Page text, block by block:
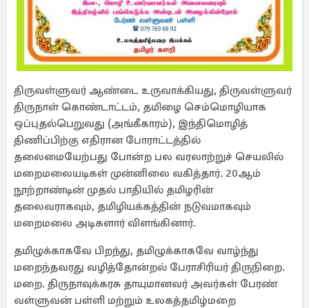
திருவள்ளுவர் ஆண்டை உருவாக்கியது, திருவள்ளுவர்
திருநாள் கொண்டாட்டம், தமிழை செம்மொழியாக
ஒப்புதல்பெறுவது (அங்கீகாரம்), இந்திமொழித்
திணிப்பிற்கு எதிரான போராட்டத்தில்
தலைமையேற்பது போன்ற பல வரலாற்றுச் செயலில்
மறைமலையடிகள் முன்னிலை வகித்தார். 20ஆம்
நூற்றாண்டின் முதல் பாதியில் தமிழரின்
தலைவராகவும், தமிழியக்கத்தின் நடுவமாகவும்
மறைமலை அடிகளார் விளங்கினார்.
தமிழுக்காகவே பிறந்து, தமிழுக்காகவே வாழ்ந்து
மறைந்தவரது வழித்தோன்றல் பேராசிரியர் திருநிறை.
மறை. திருநாவுக்கரசு தாயுமானவர் அவர்கள் பேரண்
வள்ளுவன் பள்ளி மற்றும் உலகத்தமிழ்மறை